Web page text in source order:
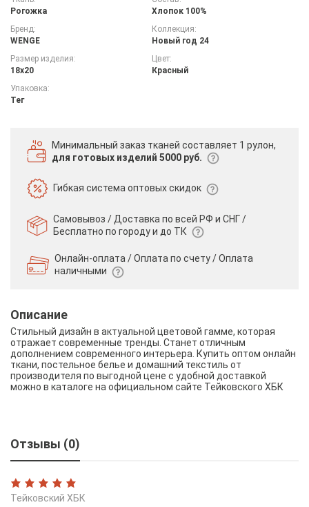
Рогожка
Хлопок 100%
Бренд:
WENGE
Коллекция:
Новый год 24
Размер изделия:
18х20
Цвет:
Красный
Упаковка:
Тег
Минимальный заказ тканей составляет 1 рулон,
для готовых изделий 5000 руб.
Гибкая системаоптовых скидок
Самовывоз / Доставка по всей РФ и СНГ /
Бесплатно по городу и до ТК
Онлайн-оплата / Оплата по счету /Оплата
наличными
Описание
Стильный дизайн в актуальной цветовой гамме, которая
отражает современные тренды. Станет отличным
дополнением современного интерьера. Купить оптом онлайн
ткани, постельное белье и домашний текстиль от
производителя по выгодной цене с удобной доставкой
можно в каталоге на официальном сайте Тейковского ХБК
Отзывы (0)
Тейковский ХБК